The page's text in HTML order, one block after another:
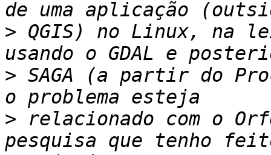
> QGIS) no Linux, na
> SAGA (a partir do
> relacionado com o